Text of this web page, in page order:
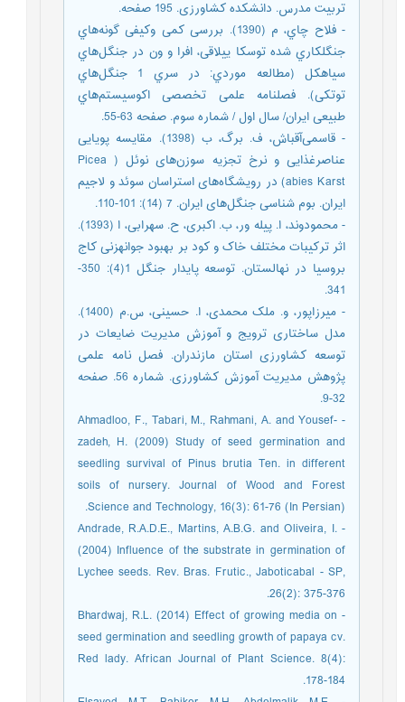
تربیت مدرس. دانشکده کشاورزی. 195 صفحه.
- فلاح چاي، م (1390). بررسی کمی وکیفی گونه‌هاي
جنگلکاري شده توسکا ییلاقی، افرا و ون در جنگل‌هاي
سیاهکل (مطالعه موردي: در سري 1 جنگل‌هاي
توتکی). فصلنامه علمی تخصصی اکوسیستم‌هاي
طبیعی ایران/ سال اول / شماره سوم. صفحه 63-55.
- قاسمی‌آقباش، ف. برگ، ب (1398). مقایسه پویایی
عناصرغذایی و نرخ تجزیه سوزن‌های نوئل ( Picea
abies Karst) در رویشگاه‌های استراسان سوئد و لاجیم
ایران. بوم شناسی جنگل‌های ایران. 7 (14): 101-110.
- محمودوند، ا. پیله ور، ب. اکبری، ح. سهرابی، ا (1393).
اثر ترکیبات مختلف خاک و کود بر بهبود جوانه‏زنی کاج
بروسیا در نهالستان. توسعه پایدار جنگل 1(4): 350-
341.
- میرزاپور، و. ملک محمدی، ا. حسینی، س.م (1400).
مدل ساختاری ترویج و آموزش مدیریت ضایعات در
توسعه کشاورزی استان مازندران. فصل نامه علمی
پژوهش مدیریت آموزش کشاورزی. شماره 56. صفحه
32-9.
- Ahmadloo, F., Tabari, M., Rahmani, A. and Yousef-
zadeh, H. (2009) Study of seed germination and
seedling survival of Pinus brutia Ten. in different
soils of nursery. Journal of Wood and Forest
Science and Technology, 16(3): 61-76 (In Persian).
- Andrade, R.A.D.E., Martins, A.B.G. and Oliveira, I.
(2004) Influence of the substrate in germination of
Lychee seeds. Rev. Bras. Frutic., Jaboticabal - SP,
26(2): 375-376.
- Bhardwaj, R.L. (2014) Effect of growing media on
seed germination and seedling growth of papaya cv.
Red lady. African Journal of Plant Science. 8(4):
178-184.